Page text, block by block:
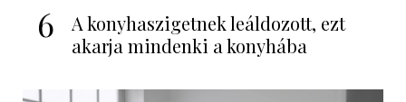
6
A konyhaszigetnek leáldozott, ezt
akarja mindenki a konyhába